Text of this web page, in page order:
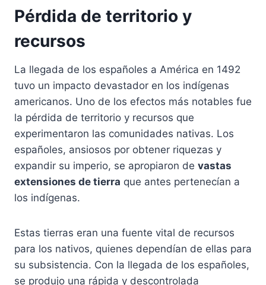
Pérdida de territorio y
recursos
La llegada de los españoles a América en 1492
tuvo un impacto devastador en los indígenas
americanos. Uno de los efectos más notables fue
la pérdida de territorio y recursos que
experimentaron las comunidades nativas. Los
españoles, ansiosos por obtener riquezas y
expandir su imperio, se apropiaron de vastas
extensiones de tierra que antes pertenecían a
los indígenas.
Estas tierras eran una fuente vital de recursos
para los nativos, quienes dependían de ellas para
su subsistencia. Con la llegada de los españoles,
se produjo una rápida y descontrolada